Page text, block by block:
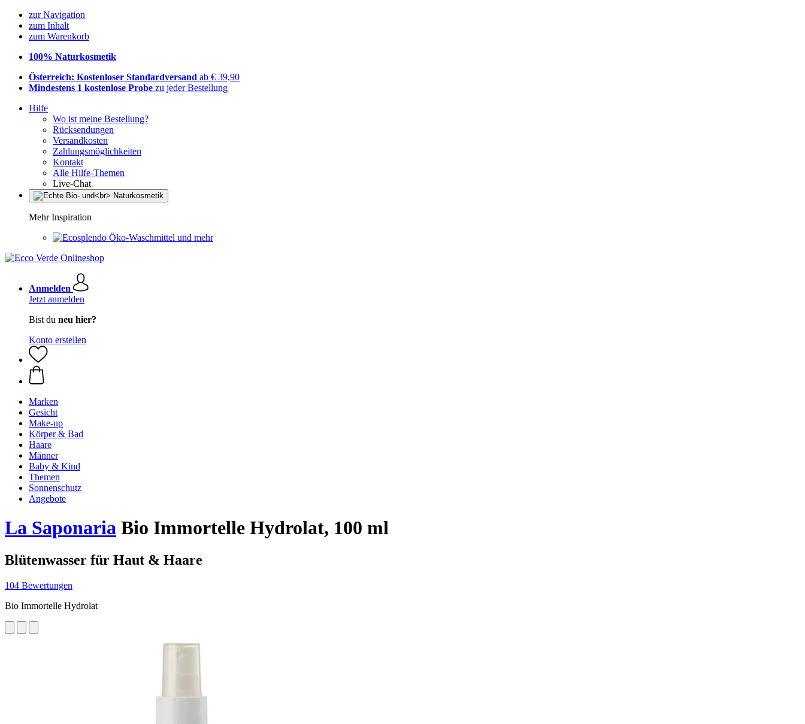
zur Navigation
zum Inhalt
zum Warenkorb
100% Naturkosmetik
Österreich: Kostenloser Standardversand ab € 39,90
Mindestens 1 kostenlose Probe zu jeder Bestellung
Hilfe
Wo ist meine Bestellung?
Rücksendungen
Versandkosten
Zahlungsmöglichkeiten
Kontakt
Alle Hilfe-Themen
Live-Chat
Mehr Inspiration
Öko-Waschmittel und mehr
Anmelden
Jetzt anmelden
Bist du neu hier?
Konto erstellen
Marken
Gesicht
Make-up
Körper & Bad
Haare
Männer
Baby & Kind
Themen
Sonnenschutz
Angebote
La Saponaria Bio Immortelle Hydrolat, 100 ml
Blütenwasser für Haut & Haare
104 Bewertungen
Bio Immortelle Hydrolat